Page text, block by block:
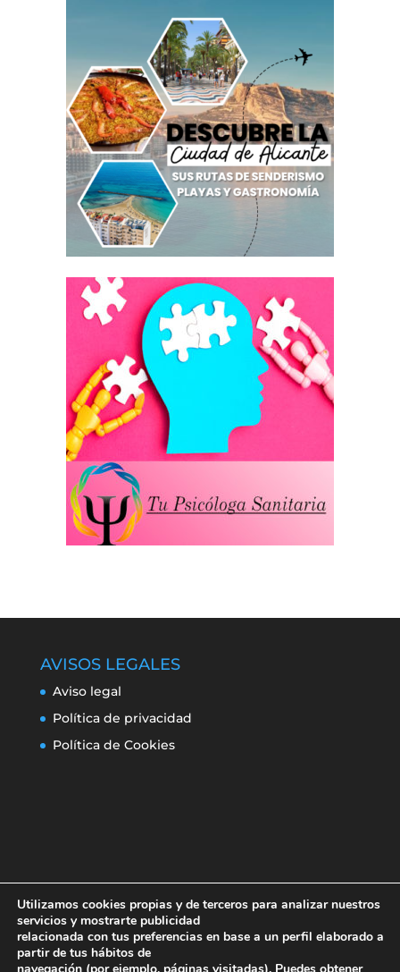
AVISOS LEGALES
Aviso legal
Política de privacidad
Política de Cookies
Utilizamos cookies propias y de terceros para analizar nuestros
servicios y mostrarte publicidad
relacionada con tus preferencias en base a un perfil elaborado a
partir de tus hábitos de